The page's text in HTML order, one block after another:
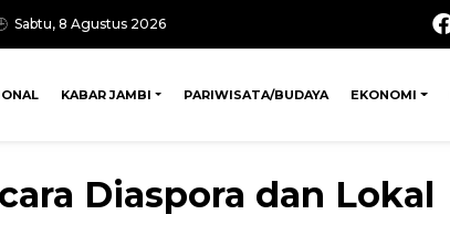
Sabtu, 8 Agustus 2026
KABAR JAMBI PARIWISATA/BUDAYA EKONOMI
Diaspora dan Lokal